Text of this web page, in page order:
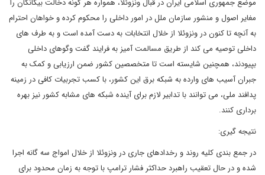
موضع جمهوری اسلامی ایران در قبال ونزوئلا، همواره هر گونه دخالت بیگانگان را
مغایر اصول و منشور سازمان ملل در امور داخلی را محکوم کرده و خواهان احترام
به آنچه تا کنون در ونزوئلا از خلال انتخابات به دست آمده است و به طرف های
داخلی توصیه می کند از طریق مسالمت آمیز به فرایند گفت وگوهای داخلی
بپیودند، همچنین شایسته است تا متخصصین کشور ضمن ارزیابی و کمک به
جبران آسیب های وارده به شبکه برق این کشور، با کسب ‌تجربیات کافی در زمینه
پدافند ملی، می توانند با تدابیر لازم برای آینده شبکه های مشابه کشور نیز بهره
برداری کنند.
نتیجه گیری:
در جمع بندی کلیه روند و رخدادهای جاری در ونزوئلا از خلال امواج سه گانه اجرا
شده و در حال تعقیب راهبرد حداکثر فشار ترامپ با توجه به زمان محدود برای